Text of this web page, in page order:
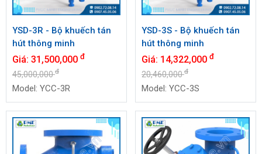
YSD-3R - Bộ khuếch tán
hút thông minh
Giá: 31,500,000 đ
45,000,000đ
Model: YCC-3R
YSD-3S - Bộ khuếch tán
hút thông minh
Giá: 14,322,000 đ
20,460,000đ
Model: YCC-3S